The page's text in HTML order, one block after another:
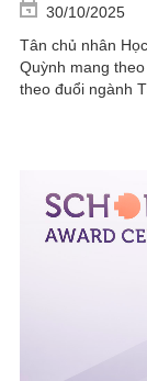
30/10/2025
Tân chủ nhân
Quỳnh mang
theo đuổi ngành